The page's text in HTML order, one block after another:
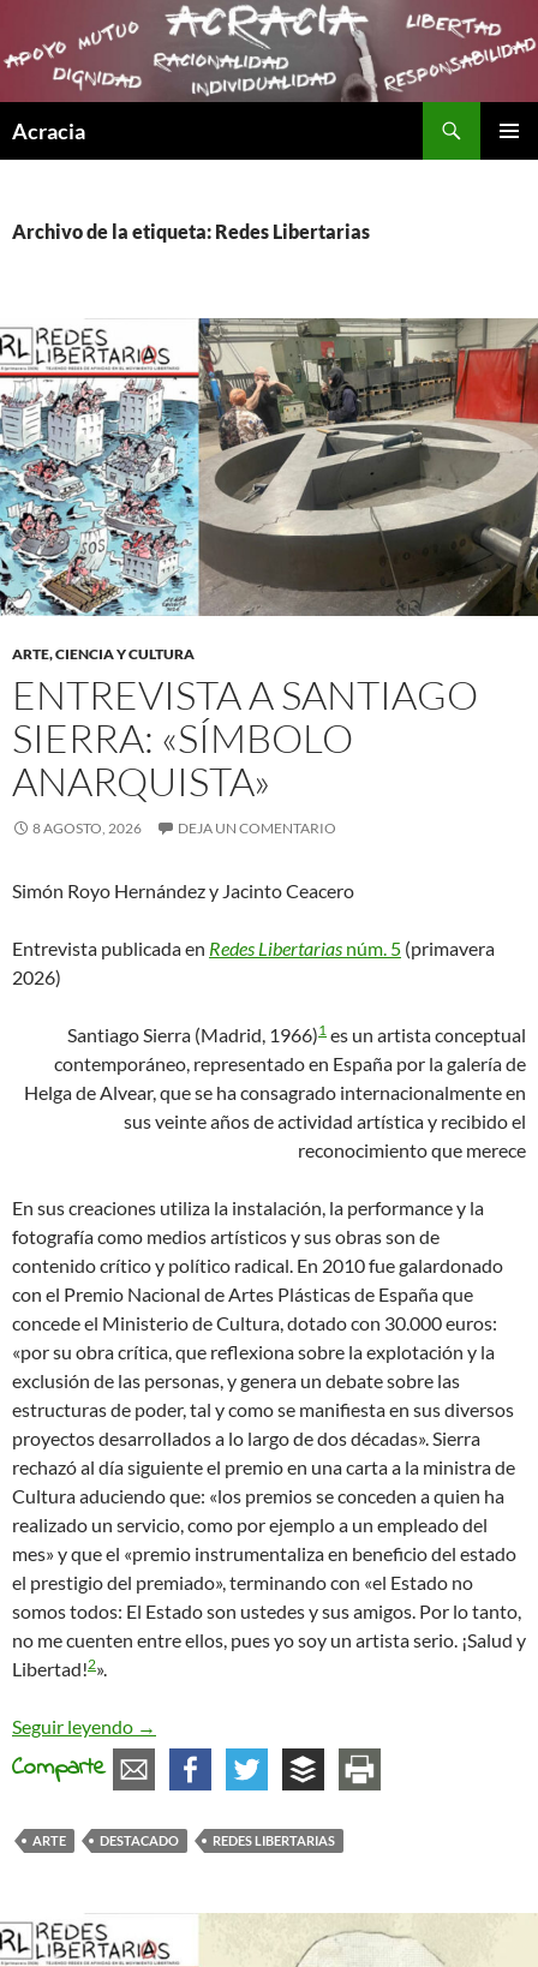
Acracia
Archivo de la etiqueta: Redes Libertarias
ARTE, CIENCIA Y CULTURA
ENTREVISTA A SANTIAGO
SIERRA: «SÍMBOLO
ANARQUISTA»
8 AGOSTO, 2026 DEJA UN COMENTARIO
Simón Royo Hernández y Jacinto Ceacero
Entrevista publicada en Redes Libertarias núm. 5 (primavera
2026)
Santiago Sierra (Madrid, 1966)1 es un artista conceptual
contemporáneo, representado en España por la galería de
Helga de Alvear, que se ha consagrado internacionalmente en
sus veinte años de actividad artística y recibido el
reconocimiento que merece
En sus creaciones utiliza la instalación, la performance y la
fotografía como medios artísticos y sus obras son de
contenido crítico y político radical. En 2010 fue galardonado
con el Premio Nacional de Artes Plásticas de España que
concede el Ministerio de Cultura, dotado con 30.000 euros:
«por su obra crítica, que reflexiona sobre la explotación y la
exclusión de las personas, y genera un debate sobre las
estructuras de poder, tal y como se manifiesta en sus diversos
proyectos desarrollados a lo largo de dos décadas». Sierra
rechazó al día siguiente el premio en una carta a la ministra de
Cultura aduciendo que: «los premios se conceden a quien ha
realizado un servicio, como por ejemplo a un empleado del
mes» y que el «premio instrumentaliza en beneficio del estado
el prestigio del premiado», terminando con «el Estado no
somos todos: El Estado son ustedes y sus amigos. Por lo tanto,
no me cuenten entre ellos, pues yo soy un artista serio. ¡Salud y
Libertad!2».
Seguir leyendo Entrevista a Santiago Sierra: «Símbolo
→
Comparte
ARTE DESTACADO REDES LIBERTARIAS